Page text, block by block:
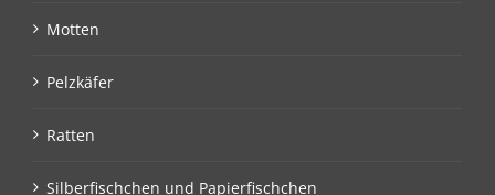
Motten
Pelzkäfer
Ratten
Silberfischchen und Papierfischchen